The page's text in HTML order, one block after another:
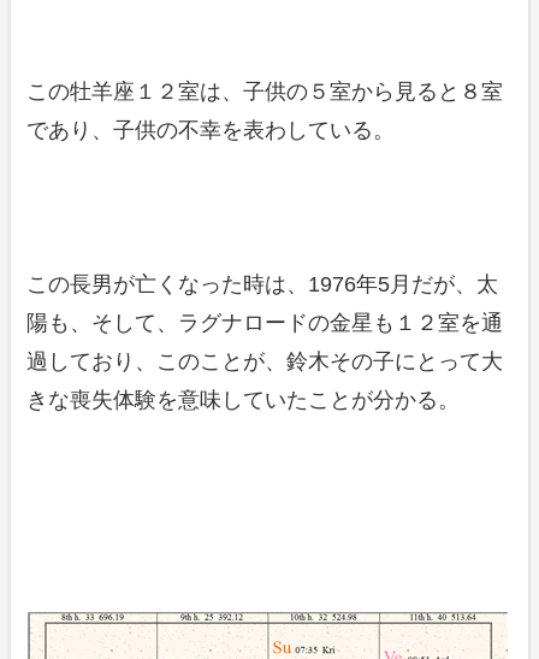
この牡羊座１２室は、子供の５室から見ると８室
であり、子供の不幸を表わしている。
この長男が亡くなった時は、1976年5月だが、太
陽も、そして、ラグナロードの金星も１２室を通
過しており、このことが、鈴木その子にとって大
きな喪失体験を意味していたことが分かる。